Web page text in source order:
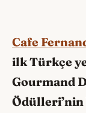
Cafe
ilk Türkçe
Gourmand